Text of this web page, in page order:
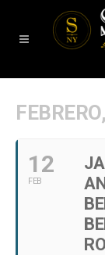
12
FEB